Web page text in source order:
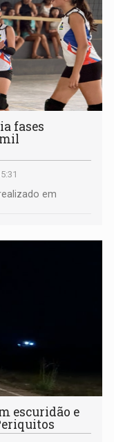
fases
em
escuridão e